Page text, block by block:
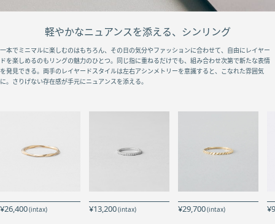
軽やかなニュアンスを添える、シンリング
一本でミニマルに楽しむのはもちろん、その日の気分やファッションに合わせて、自由にレイヤー
ドを楽しめるのもリングの魅力のひとつ。同じ指に重ねるだけでも、組み合わせ次第で新たな表情
を発見できる。両手のレイヤードスタイルは左右アシンメトリーを意識すると、こなれた雰囲気
に。さりげない存在感が手元にニュアンスを添える。
¥26,400(intax) ¥13,200(intax) ¥29,700(intax)